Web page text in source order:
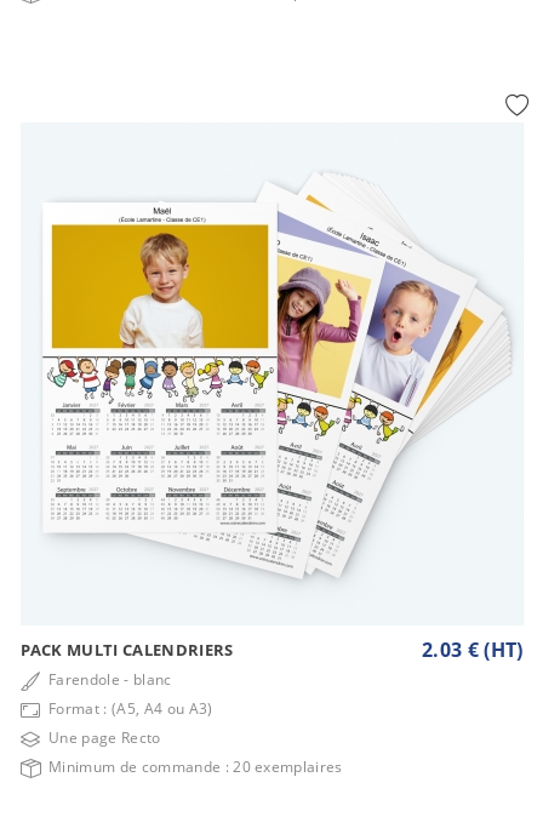
PACK MULTI CALENDRIERS
Farendole - blanc
Format : (A5, A4 ou A3)
Une page Recto
Minimum de commande : 20 exemplaires
2.03 € (HT)